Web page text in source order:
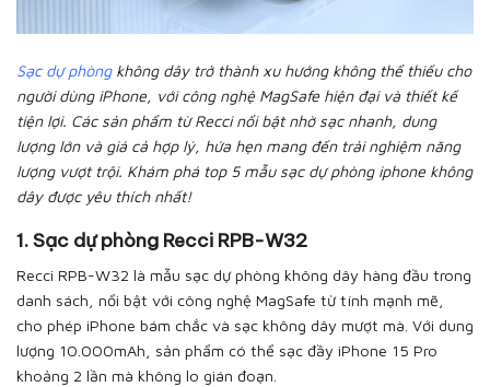
Sạc dự phòng không dây trở thành xu hướng không thể thiếu cho
người dùng iPhone, với công nghệ MagSafe hiện đại và thiết kế
tiện lợi. Các sản phẩm từ Recci nổi bật nhờ sạc nhanh, dung
lượng lớn và giá cả hợp lý, hứa hẹn mang đến trải nghiệm năng
lượng vượt trội. Khám phá top 5 mẫu sạc dự phòng iphone không
dây được yêu thích nhất!
1. Sạc dự phòng Recci RPB-W32
Recci RPB-W32 là mẫu sạc dự phòng không dây hàng đầu trong
danh sách, nổi bật với công nghệ MagSafe từ tính mạnh mẽ,
cho phép iPhone bám chắc và sạc không dây mượt mà. Với dung
lượng 10.000mAh, sản phẩm có thể sạc đầy iPhone 15 Pro
khoảng 2 lần mà không lo gián đoạn.